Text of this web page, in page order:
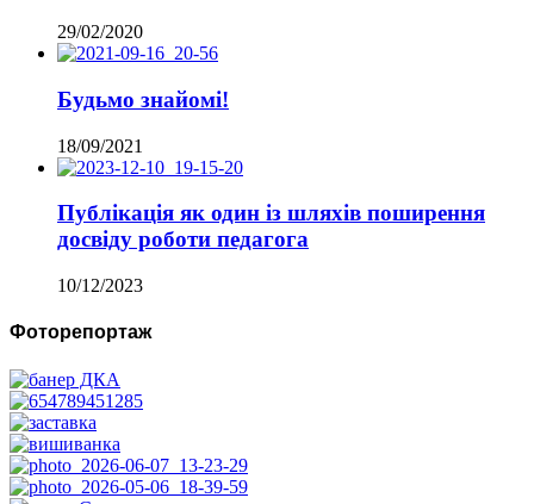
29/02/2020
Будьмо знайомі!
18/09/2021
Публікація як один із шляхів поширення
досвіду роботи педагога
10/12/2023
Фоторепортаж